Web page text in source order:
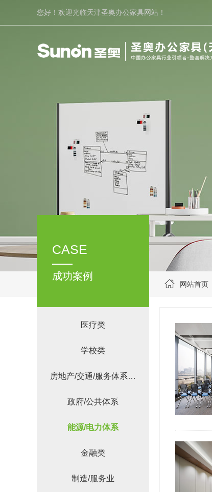
您好！欢迎光临天津圣奥办公家具网站！
网站首页
CASE
成功案例
医疗类
学校类
房地产/交通/服务体系…
政府/公共体系
能源/电力体系
金融类
制造/服务业